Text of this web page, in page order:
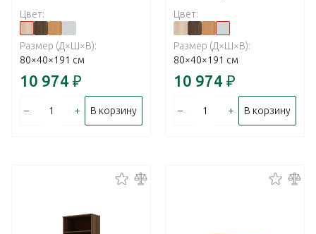
Цвет:
Размер (Д×Ш×В):
80×40×191 см
10 974 ₽
– + В корзину
Цвет:
Размер (Д×Ш×В):
80×40×191 см
10 974 ₽
– + В корзину